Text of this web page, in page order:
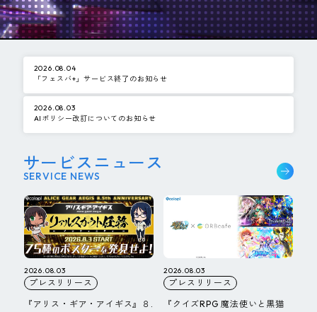
2026.08.04
「フェスバ+」サービス終了のお知らせ
2026.08.03
AIポリシー改訂についてのお知らせ
サービスニュース
SERVICE NEWS
2026.08.03
プレスリリース
『アリス・ギア・アイギス』８.
2026.08.03
プレスリリース
『クイズRPG 魔法使いと黒猫